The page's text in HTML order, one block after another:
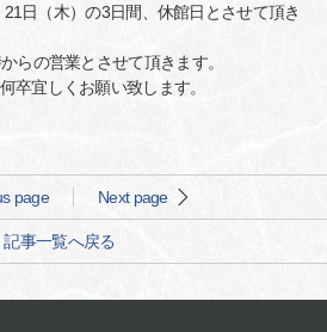
日（木）の3日間、休館日とさせて頂き
らの営業とさせて頂きます。
卒宜しくお願い致します。
page Next page
記事一覧へ戻る